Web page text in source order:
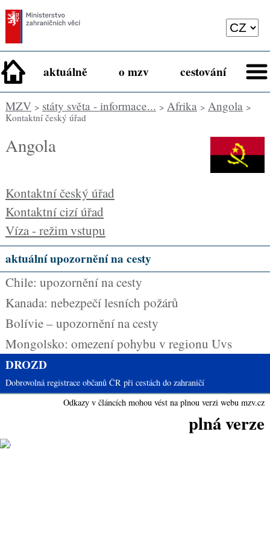
aktuálně o mzv cestování
MZV> státy světa - informace... > Afrika> Angola>
Kontaktní český úřad
Angola
Kontaktní český úřad
Kontaktní cizí úřad
Víza - režim vstupu
aktuální upozornění na cesty
Chile: upozornění na cesty
Kanada: nebezpečí lesních požárů
Bolívie – upozornění na cesty
Mongolsko: omezení pohybu v regionu Uvs
DROZD
Dobrovolná registrace občanů ČR při cestách do zahraničí
Odkazy v článcích mohou vést na plnou verzi webu mzv.cz
plná verze